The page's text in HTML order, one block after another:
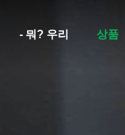
- 뭐? 우리 상품